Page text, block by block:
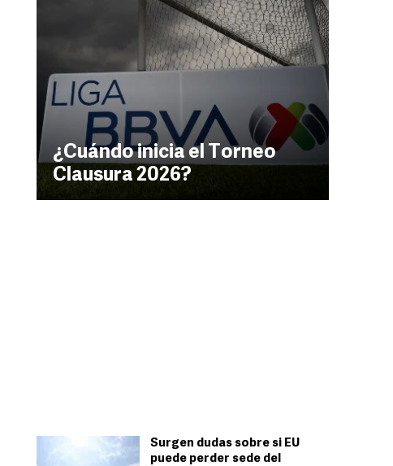
¿Cuándo inicia el Torneo
Clausura 2026?
Surgen dudas sobre si EU
puede perder sede del